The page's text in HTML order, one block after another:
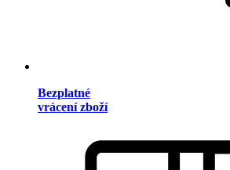
Bezplatné
vrácení zboží